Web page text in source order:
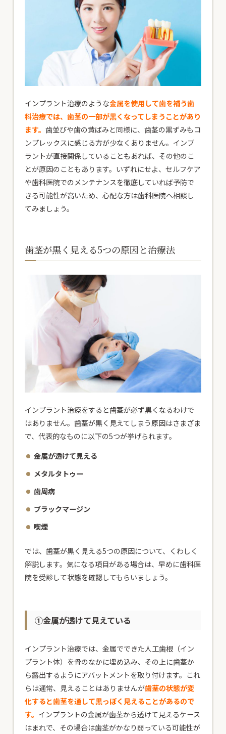
インプラント治療のような金属を使用して歯を補う歯
科治療では、歯茎の一部が黒くなってしまうことがあり
ます。歯並びや歯の黄ばみと同様に、歯茎の黒ずみもコ
ンプレックスに感じる方が少なくありません。インプ
ラントが直接関係していることもあれば、その他のこ
とが原因のこともあります。いずれにせよ、セルフケア
や歯科医院でのメンテナンスを徹底していれば予防で
きる可能性が高いため、心配な方は歯科医院へ相談し
てみましょう。
歯茎が黒く見える5つの原因と治療法
インプラント治療をすると歯茎が必ず黒くなるわけで
はありません。歯茎が黒く見えてしまう原因はさまざま
で、代表的なものに以下の5つが挙げられます。
金属が透けて見える
メタルタトゥー
歯周病
ブラックマージン
喫煙
では、歯茎が黒く見える5つの原因について、くわしく
解説します。気になる項目がある場合は、早めに歯科医
院を受診して状態を確認してもらいましょう。
①金属が透けて見えている
インプラント治療では、金属でできた人工歯根（イン
プラント体）を骨のなかに埋め込み、その上に歯茎か
ら露出するようにアバットメントを取り付けます。これ
らは通常、見えることはありませんが歯茎の状態が変
化すると歯茎を通して黒っぽく見えることがあるので
す。 インプラントの金属が歯茎から透けて見えるケース
はまれで、その場合は歯茎がかなり弱っている可能性が
患者様専用電話
24時間初診専用WEB予約